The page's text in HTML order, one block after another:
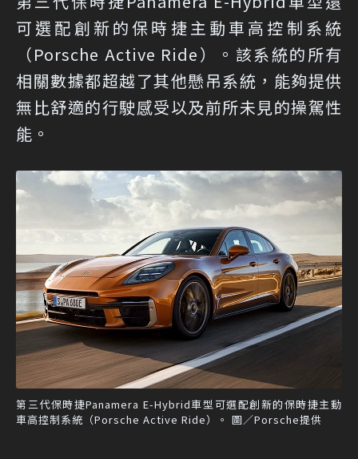
可選配創新的保時捷主動車高控制系統
（Porsche Active Ride）。該系統的所有
相關數據都超越了其他懸吊系統，能夠提供
無比舒適的行駛感受以及前所未見的操駕性
能。
第三代保時捷Panamera E-Hybrid車型可選配創新的保時捷主動
車高控制系統（Porsche Active Ride）。 圖／Porsche提供